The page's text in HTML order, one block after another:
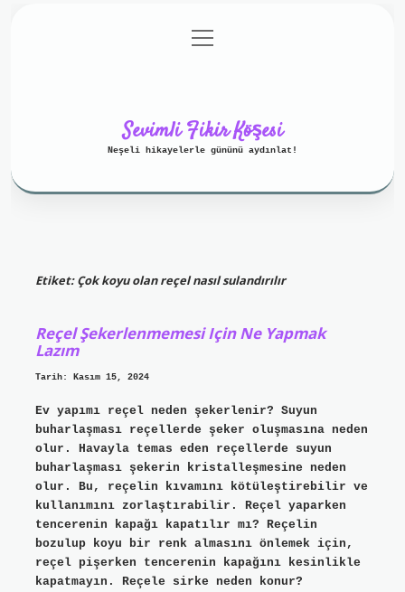
Gizlilik Politikası
menüyü
aç
Sevimli Fikir Köşesi
Neşeli hikayelerle gününü aydınlat!
Etiket:Çok koyu olan reçel nasıl sulandırılır
Reçel Şekerlenmemesi Için Ne Yapmak
Lazım
Tarih: Kasım 15, 2024
Ev yapımı reçel neden şekerlenir? Suyun
buharlaşması reçellerde şeker oluşmasına neden
olur. Havayla temas eden reçellerde suyun
buharlaşması şekerin kristalleşmesine neden
olur. Bu, reçelin kıvamını kötüleştirebilir ve
kullanımını zorlaştırabilir. Reçel yaparken
tencerenin kapağı kapatılır mı? Reçelin
bozulup koyu bir renk almasını önlemek için,
reçel pişerken tencerenin kapağını kesinlikle
kapatmayın. Reçele sirke neden konur?